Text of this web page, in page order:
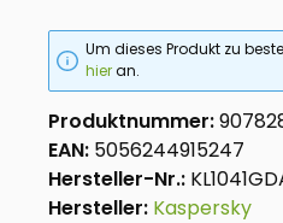
Um dieses Produkt zu
hieran.
Produktnummer:
EAN: 5056244915247
Hersteller-Nr.:
Hersteller: Kaspersky